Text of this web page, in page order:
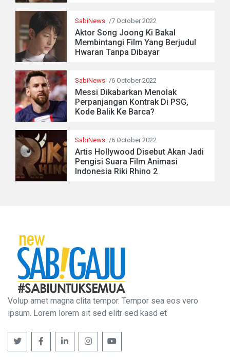
SabiNews /7 October 2022
Aktor Song Joong Ki Bakal
Membintangi Film Yang Berjudul
Hwaran Tanpa Dibayar
SabiNews /6 October 2022
Messi Dikabarkan Menolak
Perpanjangan Kontrak Di PSG,
Kode Balik Ke Barca?
SabiNews /6 October 2022
Artis Hollywood Disebut Akan Jadi
Pengisi Suara Film Animasi
Indonesia Riki Rhino 2
Volup amet magna clita tempor. Tempor sea eos vero
ipsum. Lorem lorem sit sed elitr sed kasd et